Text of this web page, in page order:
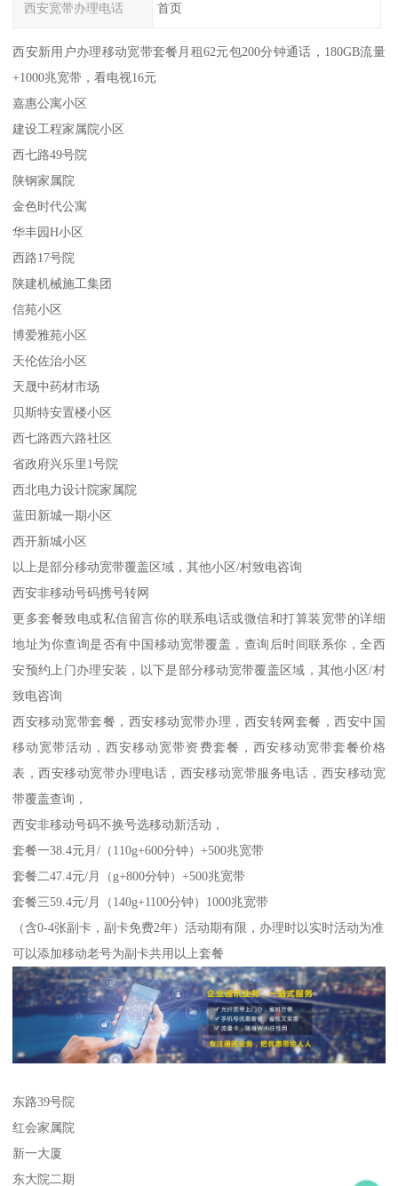
西安宽带办理电话 首页
西安新用户办理移动宽带套餐月租62元包200分钟通话，180GB流量
+1000兆宽带，看电视16元
嘉惠公寓小区
建设工程家属院小区
西七路49号院
陕钢家属院
金色时代公寓
华丰园H小区
西路17号院
陕建机械施工集团
信苑小区
博爱雅苑小区
天伦佐治小区
天晟中药材市场
贝斯特安置楼小区
西七路西六路社区
省政府兴乐里1号院
西北电力设计院家属院
蓝田新城一期小区
西开新城小区
以上是部分移动宽带覆盖区域，其他小区/村致电咨询
西安非移动号码携号转网
更多套餐致电或私信留言你的联系电话或微信和打算装宽带的详细
地址为你查询是否有中国移动宽带覆盖，查询后时间联系你，全西
安预约上门办理安装，以下是部分移动宽带覆盖区域，其他小区/村
致电咨询
西安移动宽带套餐，西安移动宽带办理，西安转网套餐，西安中国
移动宽带活动，西安移动宽带资费套餐，西安移动宽带套餐价格
表，西安移动宽带办理电话，西安移动宽带服务电话，西安移动宽
带覆盖查询，
西安非移动号码不换号选移动新活动，
套餐一38.4元月/（110g+600分钟）+500兆宽带
套餐二47.4元/月（g+800分钟）+500兆宽带
套餐三59.4元/月（140g+1100分钟）1000兆宽带
（含0-4张副卡，副卡免费2年）活动期有限，办理时以实时活动为准
可以添加移动老号为副卡共用以上套餐
东路39号院
红会家属院
新一大厦
东大院二期